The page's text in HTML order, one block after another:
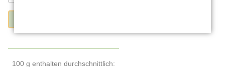
100 g enthalten durchschnittlich: